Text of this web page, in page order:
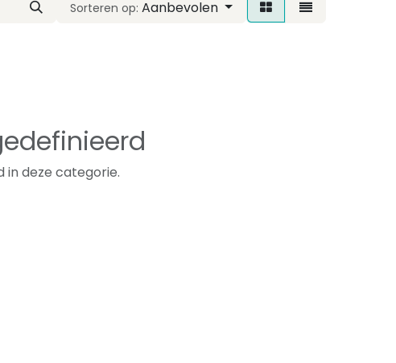
Sorteren op: Aanbevolen
in deze categorie.